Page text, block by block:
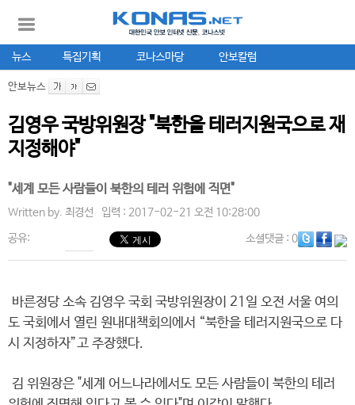
뉴스 특집기획 코나스마당 안보칼럼
안보뉴스
김영우 국방위원장 "북한을 테러지원국으로 재
지정해야"
"세계 모든 사람들이 북한의 테러 위험에 직면"
Written by. 최경선 입력 : 2017-02-21 오전 10:28:00
공유: 소셜댓글: 0
바른정당 소속 김영우 국회 국방위원장이 21일 오전 서울 여의
도 국회에서 열린 원내대책회의에서 “북한을 테러지원국으로 다
시 지정하자”고 주장했다.
김 위원장은 "세계 어느나라에서도 모든 사람들이 북한의 테러